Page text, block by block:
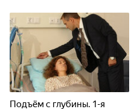
Подъём с глубины. 1-я